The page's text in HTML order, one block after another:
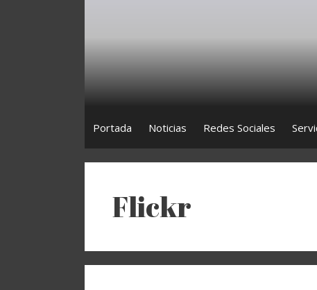
Portada Noticias Redes Sociales
Flickr